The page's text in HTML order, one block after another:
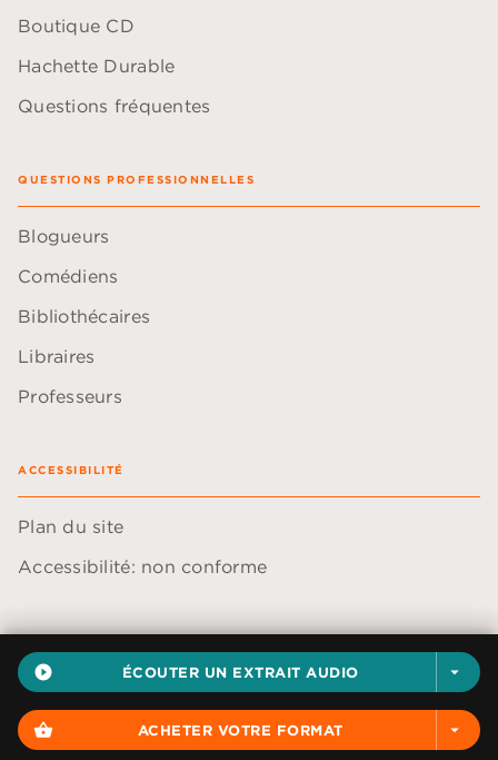
play_circle_filled ÉCOUTER UN EXTRAIT AUDIO arrow_drop_down
shopping_basket ACHETER VOTRE FORMAT arrow_drop_down
Boutique CD
Hachette Durable
Questions fréquentes
QUESTIONS PROFESSIONNELLES
Blogueurs
Comédiens
Bibliothécaires
Libraires
Professeurs
ACCESSIBILITÉ
Plan du site
Accessibilité: non conforme
Données personnelles
Paramétrer vos cookies
Mentions légales